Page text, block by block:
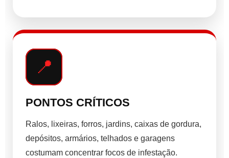
📍
PONTOS CRÍTICOS
Ralos, lixeiras, forros, jardins, caixas de gordura,
depósitos, armários, telhados e garagens
costumam concentrar focos de infestação.